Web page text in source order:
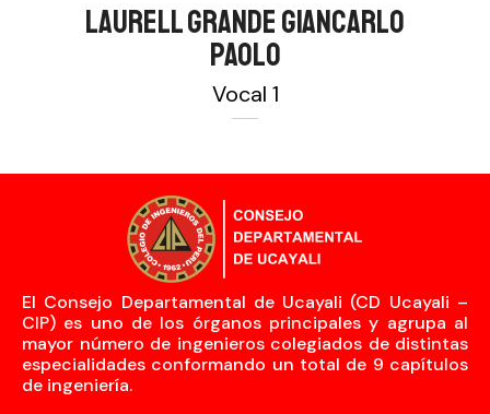
LAURELL GRANDE GIANCARLO
PAOLO
Vocal 1
El Consejo Departamental de Ucayali (CD Ucayali –
CIP) es uno de los órganos principales y agrupa al
mayor número de ingenieros colegiados de distintas
especialidades conformando un total de 9 capítulos
de ingeniería.